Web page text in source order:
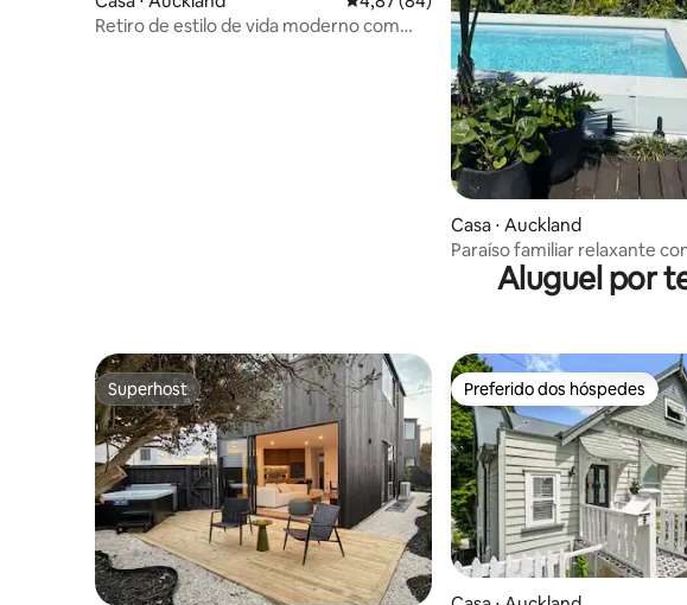
Retiro de estilo de vida moderno com
Casa ⋅ Auckland
Paraíso familiar relaxante
aquecida ao ar livre*
Aluguel por
Superhost
Superhost Preferido dos hóspedes
Preferido dos hóspedes